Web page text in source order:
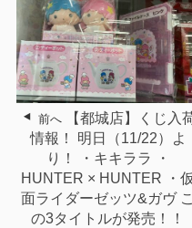
前へ
【都城店】くじ入
情報！ 明日（11/22）よ
り！ ・キキララ ・
HUNTER × HUNTER ・仮
面ライダーゼッツ&ガヴ こ
の3タイトルが発売！！